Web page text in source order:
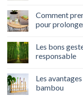
Comment
pour
Les bons
responsable
Les
bambou